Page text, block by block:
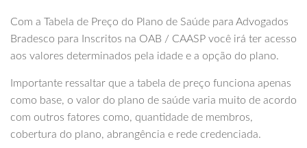
Com a Tabela de Preço do Plano de Saúde para Advogados
Bradesco para Inscritos na OAB / CAASP você irá ter acesso
aos valores determinados pela idade e a opção do plano.
Importante ressaltar que a tabela de preço funciona apenas
como base, o valor do plano de saúde varia muito de acordo
com outros fatores como, quantidade de membros,
cobertura do plano, abrangência e rede credenciada.